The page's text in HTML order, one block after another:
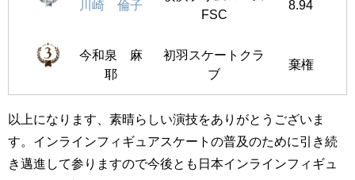
川崎 倫子
FSC
8.94
今和泉 麻
耶
初羽スケートクラ
ブ
棄権
以上になります、素晴らしい演技をありがとうございま
す。インラインフィギュアスケートの普及のために引き続
き邁進して参りますので今後とも日本インラインフィギュ